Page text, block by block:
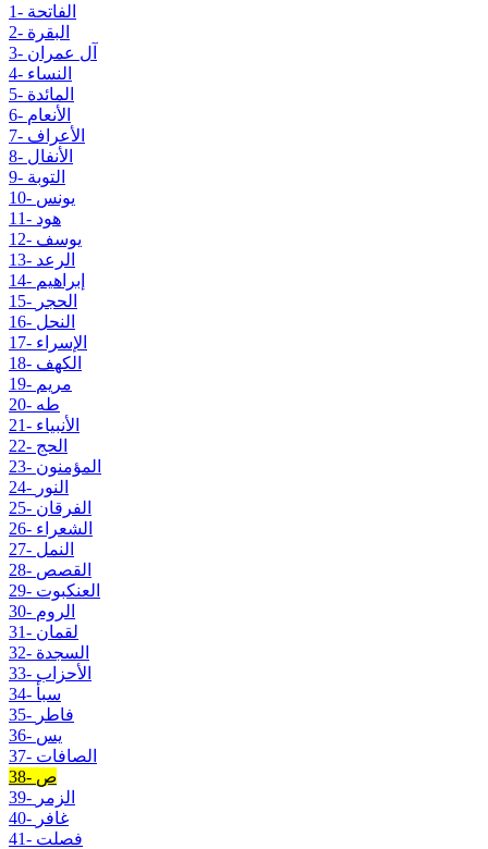
1- الفاتحة
2- البقرة
3- آل عمران
4- النساء
5- المائدة
6- الأنعام
7- الأعراف
8- الأنفال
9- التوبة
10- يونس
11- هود
12- يوسف
13- الرعد
14- إبراهيم
15- الحجر
16- النحل
17- الإسراء
18- الكهف
19- مريم
20- طه
21- الأنبياء
22- الحج
23- المؤمنون
24- النور
25- الفرقان
26- الشعراء
27- النمل
28- القصص
29- العنكبوت
30- الروم
31- لقمان
32- السجدة
33- الأحزاب
34- سبأ
35- فاطر
36- يس
37- الصافات
38- ص
39- الزمر
40- غافر
41- فصلت